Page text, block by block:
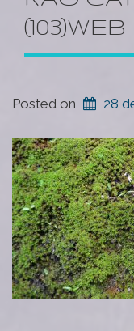
(103)WEB
Posted on 28